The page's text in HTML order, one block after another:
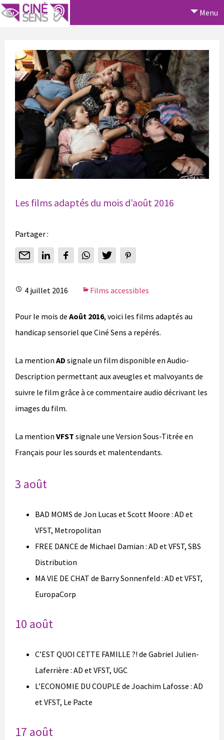
Menu
Les films adaptés du mois d’août 2016
Partager :
4 juillet 2016 Films accessibles
Pour le mois de Août 2016, voici les films adaptés au
handicap sensoriel que Ciné Sens a repérés.
La mention AD signale un film disponible en Audio-
Description permettant aux aveugles et malvoyants de
suivre le film grâce à ce commentaire audio décrivant les
images du film.
La mention VFST signale une Version Sous-Titrée en
Français pour les sourds et malentendants.
3 août
BAD MOMS de Jon Lucas et Scott Moore : AD et
VFST, Metropolitan
FREE DANCE de Michael Damian : AD et VFST, SBS
Distribution
MA VIE DE CHAT de Barry Sonnenfeld : AD et VFST,
EuropaCorp
10 août
C’EST QUOI CETTE FAMILLE ?! de Gabriel Julien-
Laferrière : AD et VFST, UGC
L’ECONOMIE DU COUPLE de Joachim Lafosse : AD
et VFST, Le Pacte
17 août